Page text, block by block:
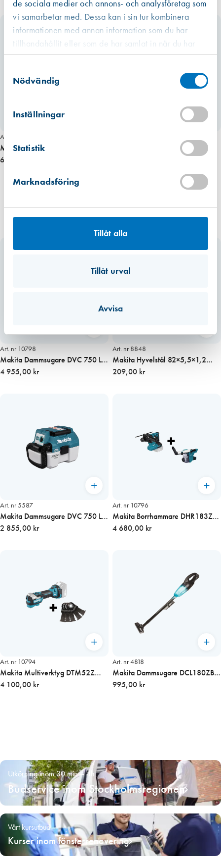
de sociala medier och annons- och analysföretag som
vi samarbetar med. Dessa kan i sin tur kombinera
informationen med annan information som du har
tillhandahållit eller som de har samlat in när du har
använt deras tjänster.
Nödvändig
Inställningar
Statistik
Marknadsföring
Tillåt alla
Tillåt urval
Avvisa
Art. nr 3615
Makita bakre bandrulle 9031
690,00 kr
Art. nr 10798
Makita Dammsugare DVC 750 LZ
18V + laddare+batteri
4 955,00 kr
Art. nr 8848
Makita Hyvelstål 82×5,5×1,2
mm, 2 st/frp
209,00 kr
Art. nr 5587
Makita Dammsugare DVC 750 LZ
18V utan batteri
2 855,00 kr
Art. nr 10796
Makita Borrhammare DHR183Z
(18V) Basic+dammuppsamlare
4 680,00 kr
Art. nr 10794
Makita Multiverktyg DTM52Z
18V + 5-pack blad
4 100,00 kr
Art. nr 4818
Makita Dammsugare DCL180ZB
18V
995,00 kr
Utkörning inom 30 min – 4h
Budservice inom Stockholmsregionen
Vårt kursutbud
Kurser inom fönsterrenovering
Finns i lager (2 st)
Finns i lager (3 st)
Hitta hit
Hitta hit